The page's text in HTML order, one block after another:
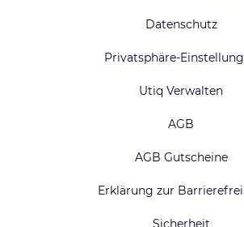
Datenschutz
Privatsphäre-
Utiq Verwalten
AGB
AGB Gutscheine
Erklärung zur
Sicherheit